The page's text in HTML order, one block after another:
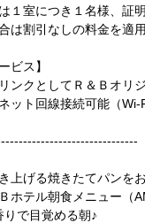
１室につき１名様、証
は割引なしの料金を適
ビス】
ンクとしてＲ＆Ｂオリ
ット回線接続可能（Wi-
上げる焼きたてパンを
ホテル朝食メニュー（
りで目覚める朝♪
60歳以上の方にお得な